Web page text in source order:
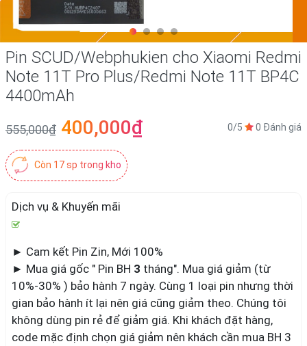
Pin SCUD/Webphukien cho Xiaomi Redmi
Note 11T Pro Plus/Redmi Note 11T BP4C
4400mAh
555,000₫ 400,000₫ 0/5 0 Đánh giá
Còn 17 sp trong kho
Dịch vụ & Khuyến mãi
► Cam kết Pin Zin, Mới 100%
► Mua giá gốc " Pin BH 3 tháng". Mua giá giảm (từ
10%-30% ) bảo hành 7 ngày. Cùng 1 loại pin nhưng thời
gian bảo hành ít lại nên giá cũng giảm theo. Chúng tôi
không dùng pin rẻ để giảm giá. Khi khách đặt hàng,
code mặc định chọn giá giảm nên khách cần mua BH 3